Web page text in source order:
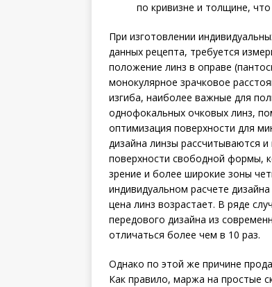
по кривизне и толщине,
При изготовлении
данных рецепта, требуется
положение линз в оправе
монокулярное зрачковое
изгиба, наиболее важные для
однофокальных очковых линз,
оптимизация поверхности для
дизайна линзы рассчитываются
поверхности свободной формы,
зрение и более широкие зоны
индивидуальном расчете
цена линз возрастает. В ряде
передового дизайна из
отличаться более чем в 10 раз.
Однако по этой же причине
Как правило, маржа на простые